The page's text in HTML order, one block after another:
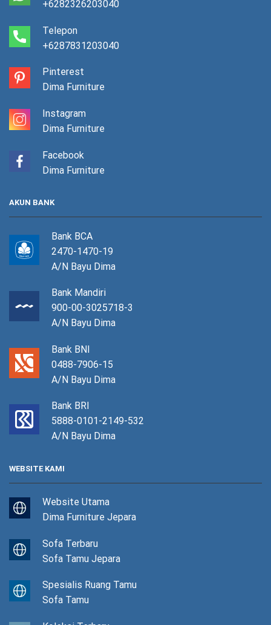
+6282326203040
Telepon
+6287831203040
Pinterest
Dima Furniture
Instagram
Dima Furniture
Facebook
Dima Furniture
AKUN BANK
Bank BCA
2470-1470-19
A/N Bayu Dima
Bank Mandiri
900-00-3025718-3
A/N Bayu Dima
Bank BNI
0488-7906-15
A/N Bayu Dima
Bank BRI
5888-0101-2149-532
A/N Bayu Dima
WEBSITE KAMI
Website Utama
Dima Furniture Jepara
Sofa Terbaru
Sofa Tamu Jepara
Spesialis Ruang Tamu
Sofa Tamu